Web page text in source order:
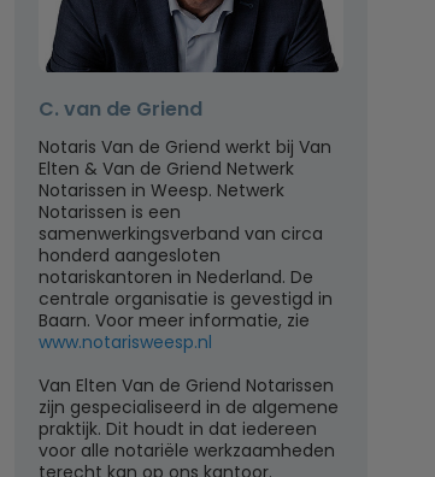
C. van de Griend
Notaris Van de Griend werkt bij Van
Elten & Van de Griend Netwerk
Notarissen in Weesp. Netwerk
Notarissen is een
samenwerkingsverband van circa
honderd aangesloten
notariskantoren in Nederland. De
centrale organisatie is gevestigd in
Baarn. Voor meer informatie, zie
www.notarisweesp.nl
Van Elten Van de Griend Notarissen
zijn gespecialiseerd in de algemene
praktijk. Dit houdt in dat iedereen
voor alle notariële werkzaamheden